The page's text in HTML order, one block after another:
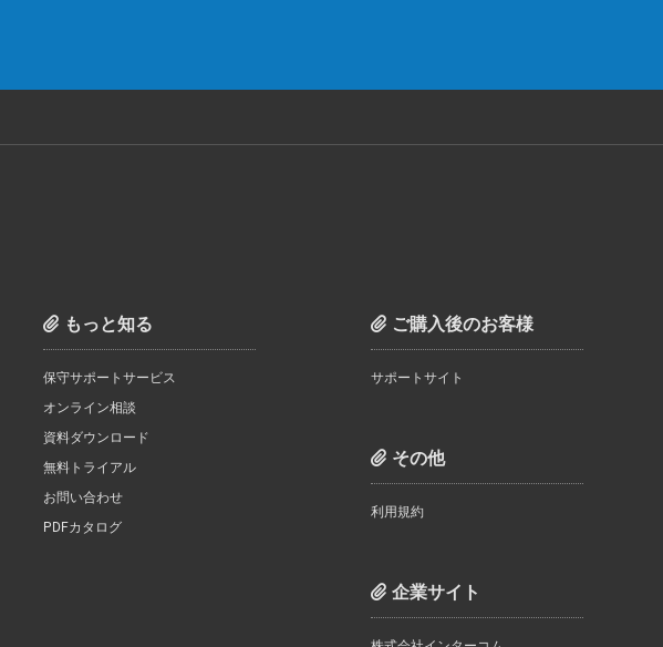
もっと知る
保守サポートサービス
オンライン相談
資料ダウンロード
無料トライアル
お問い合わせ
PDFカタログ
ご購入後のお客様
サポートサイト
その他
利用規約
企業サイト